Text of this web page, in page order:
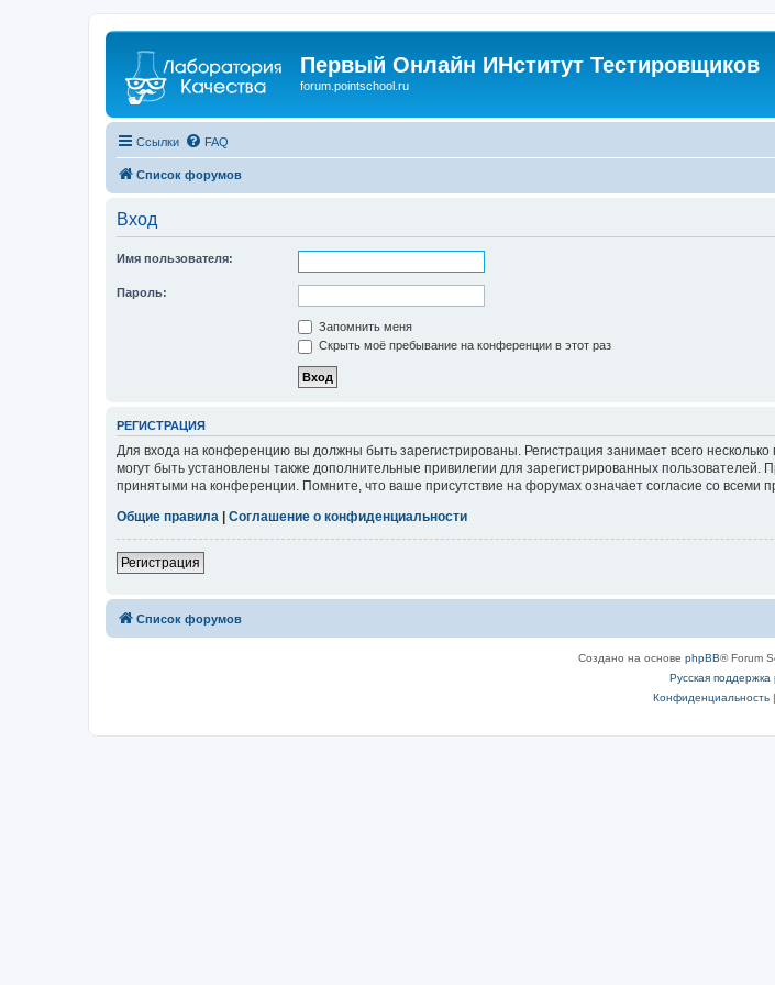
Первый Онлайн ИНститут Тестировщиков
forum.pointschool.ru
Ссылки FAQ
Список форумов
Вход
Имя пользователя:
Пароль:
Запомнить меня
Скрыть моё пребывание на конференции в этот раз
РЕГИСТРАЦИЯ
Для входа на конференцию вы должны быть зарегистрированы. Регистрация занимает всего
могут быть установлены также дополнительные привилегии для зарегистрированных
принятыми на конференции. Помните, что ваше присутствие на форумах означает согласие со всеми
Общие правила
Соглашение о конфиденциальности
Регистрация
Список форумов
Создано на основе phpBB® Forum
Русская поддержка
Конфиденциальность|